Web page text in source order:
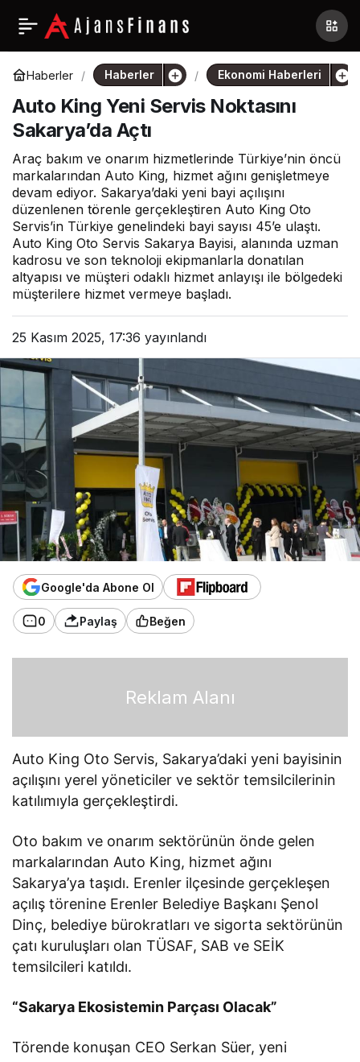
Haberler Haberler Ekonomi Haberleri
Auto King Yeni Servis Noktasını
Sakarya’da Açtı
Araç bakım ve onarım hizmetlerinde Türkiye’nin öncü
markalarından Auto King, hizmet ağını genişletmeye
devam ediyor. Sakarya’daki yeni bayi açılışını
düzenlenen törenle gerçekleştiren Auto King Oto
Servis’in Türkiye genelindeki bayi sayısı 45’e ulaştı.
Auto King Oto Servis Sakarya Bayisi, alanında uzman
kadrosu ve son teknoloji ekipmanlarla donatılan
altyapısı ve müşteri odaklı hizmet anlayışı ile bölgedeki
müşterilere hizmet vermeye başladı.
25 Kasım 2025, 17:36 yayınlandı
Google'da Abone Ol
0 Paylaş Beğen
Reklam Alanı
Auto King Oto Servis, Sakarya’daki yeni bayisinin
açılışını yerel yöneticiler ve sektör temsilcilerinin
katılımıyla gerçekleştirdi.
Oto bakım ve onarım sektörünün önde gelen
markalarından Auto King, hizmet ağını
Sakarya’ya taşıdı. Erenler ilçesinde gerçekleşen
açılış törenine Erenler Belediye Başkanı Şenol
Dinç, belediye bürokratları ve sigorta sektörünün
çatı kuruluşları olan TÜSAF, SAB ve SEİK
temsilcileri katıldı.
“Sakarya Ekosistemin Parçası Olacak”
Törende konuşan CEO Serkan Süer, yeni